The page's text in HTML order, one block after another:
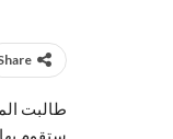
طالبت
ستقوم بها